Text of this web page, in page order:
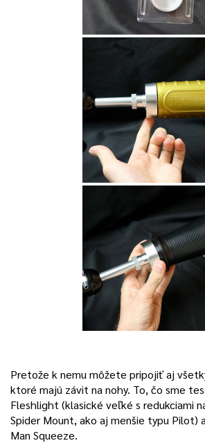
Pretože k nemu môžete pripojiť aj
ktoré majú závit na nohy. To, čo sme
Fleshlight (klasické veľké s redukciami
Spider Mount, ako aj menšie typu Pilot)
Man Squeeze.